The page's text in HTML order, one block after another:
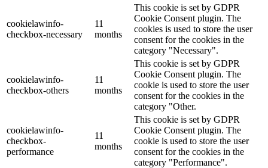
cookielawinfo-
checkbox-necessary
11
months
This cookie is set by GDPR
Cookie Consent plugin. The
cookies is used to store the user
consent for the cookies in the
category "Necessary".
cookielawinfo-
checkbox-others
11
months
This cookie is set by GDPR
Cookie Consent plugin. The
cookie is used to store the user
consent for the cookies in the
category "Other.
cookielawinfo-
checkbox-
performance
11
months
This cookie is set by GDPR
Cookie Consent plugin. The
cookie is used to store the user
consent for the cookies in the
category "Performance".